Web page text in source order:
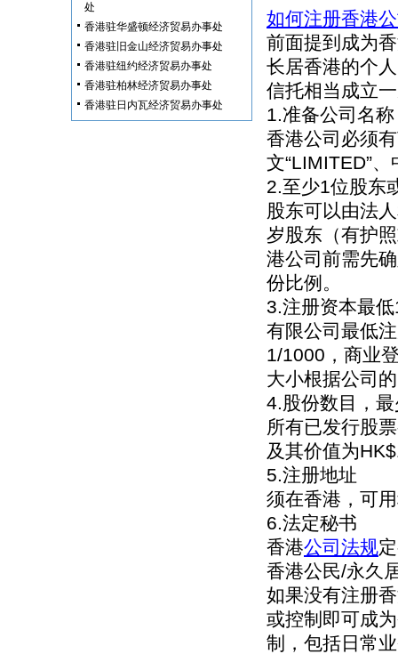
处
香港驻华盛顿经济贸易办事处
香港驻旧金山经济贸易办事处
香港驻纽约经济贸易办事处
香港驻柏林经济贸易办事处
香港驻日内瓦经济贸易办事处
如何注册香港
前面提到成为
长居香港的个
信托相当成立
1.准备公司名称
香港公司必须
文“LIMITED”
2.至少1位股东
股东可以由法
岁股东（有护
港公司前需先
份比例。
3.注册资本最
有限公司最低
1/1000，商业
大小根据公司
4.股份数目，
所有已发行股
及其价值为
5.注册地址
须在香港，可
6.法定秘书
香港公司法规
香港公民/永久
如果没有注册
或控制即可成
制，包括日常